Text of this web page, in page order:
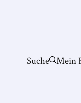
Suche Mein